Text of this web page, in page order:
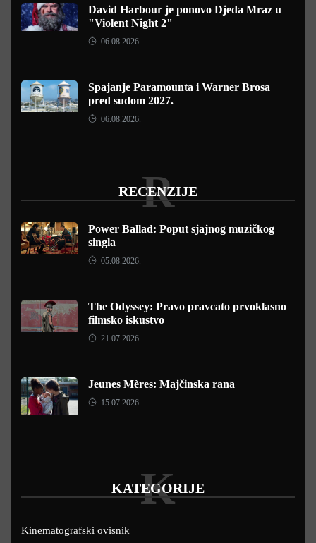
David Harbour je ponovo Djeda Mraz u
"Violent Night 2"
06.08.2026.
Spajanje Paramounta i Warner Brosa
pred sudom 2027.
06.08.2026.
RECENZIJE
R
Power Ballad: Poput sjajnog muzičkog
singla
05.08.2026.
The Odyssey: Pravo pravcato prvoklasno
filmsko iskustvo
21.07.2026.
Jeunes Mères: Majčinska rana
15.07.2026.
KATEGORIJE
K
Kinematografski ovisnik